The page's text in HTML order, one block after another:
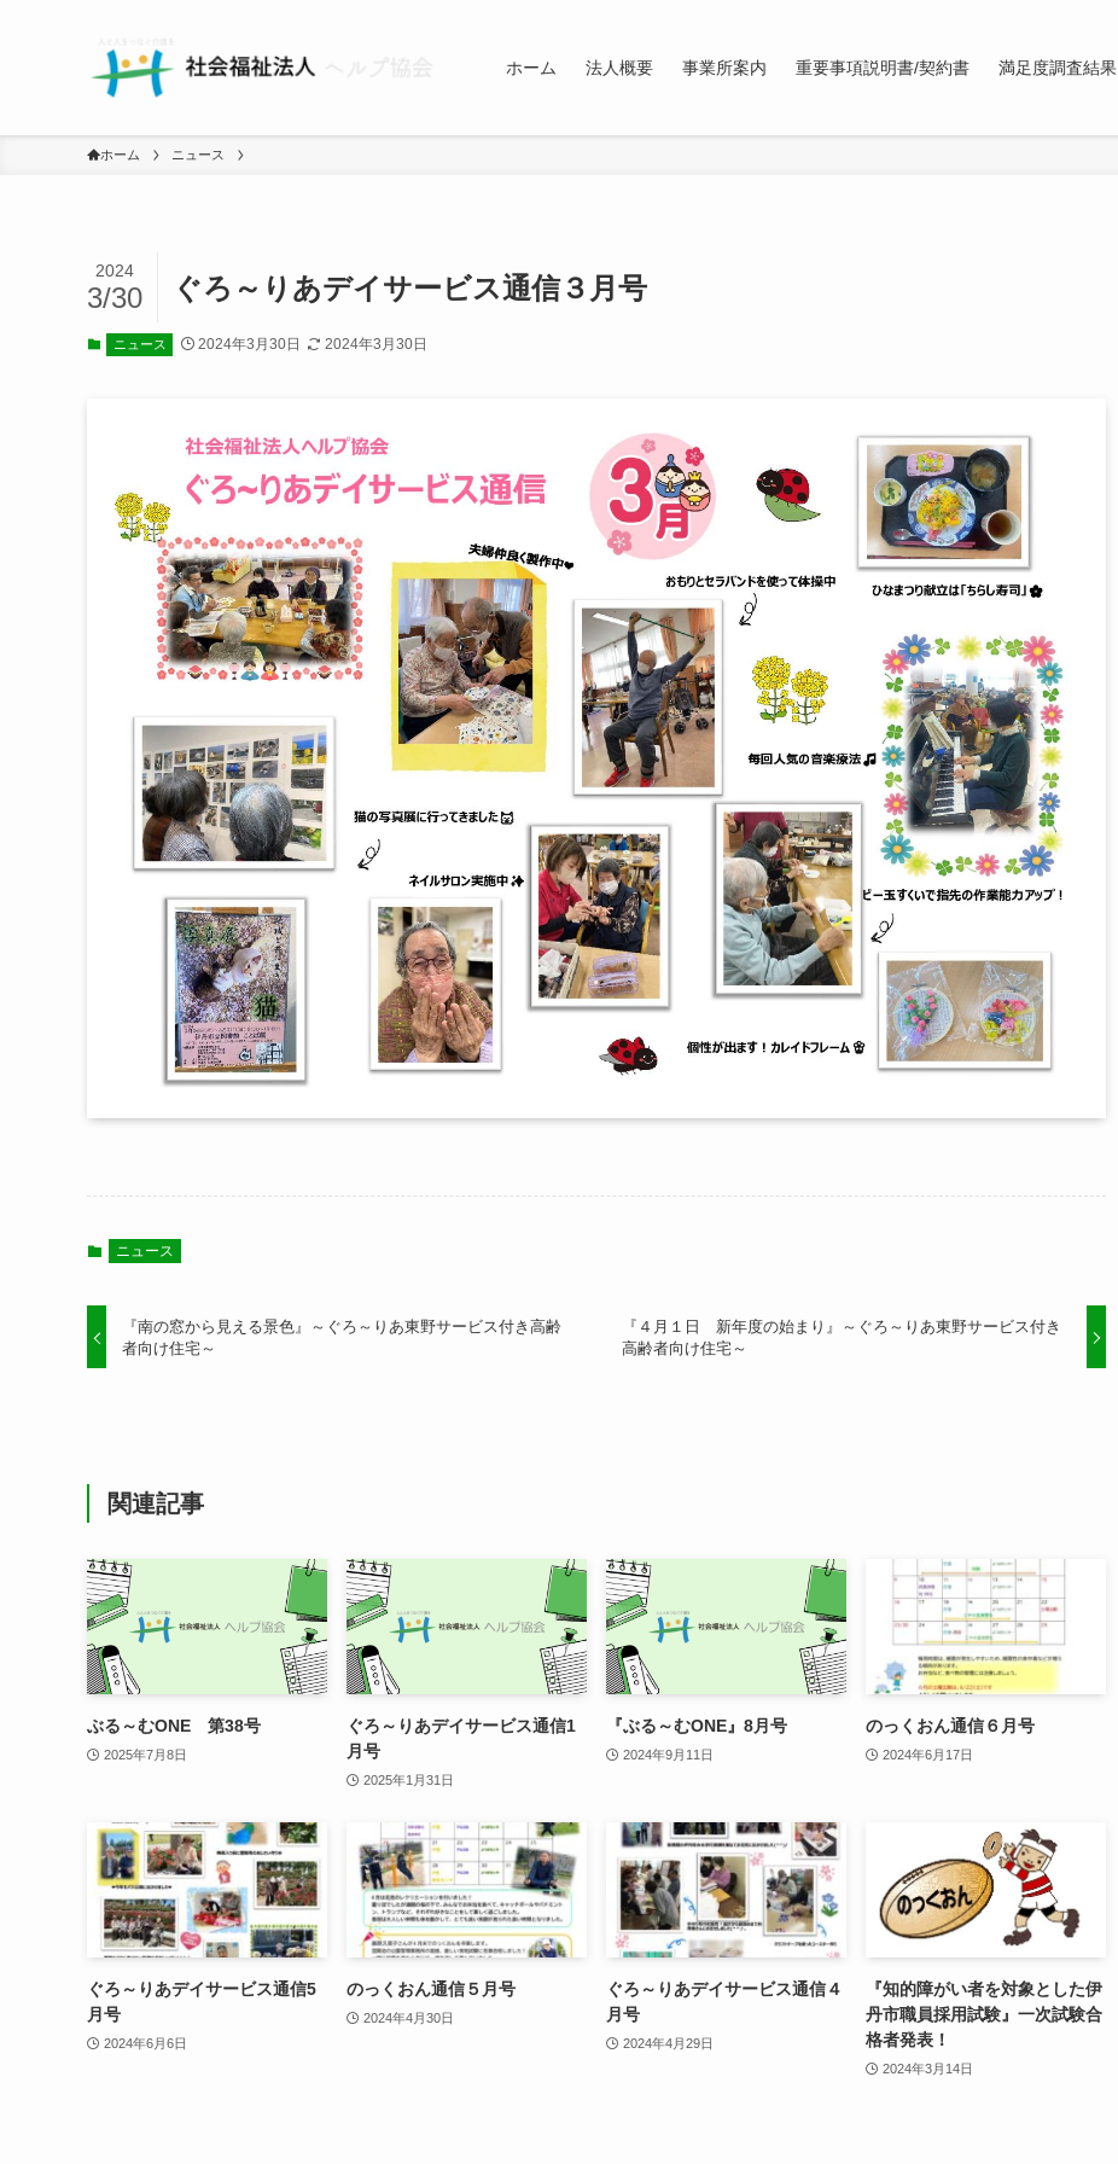
ホーム 法人概要 事業所案内 重要事項説明書/契約書 満足度調査結果
ホーム ニュース
ぐろ～りあデイサービス通信３月号
2024
3/30
ニュース 2024年3月30日 2024年3月30日
ニュース
『南の窓から見える景色』～ぐろ～りあ東野サービス付き高齢
者向け住宅～
『４月１日 新年度の始まり』～ぐろ～りあ東野サービス付き
高齢者向け住宅～
関連記事
ぶる～むONE 第38号
2025年7月8日
ぐろ～りあデイサービス通信1
月号
2025年1月31日
『ぶる～むONE』8月号
2024年9月11日
のっくおん通信６月号
2024年6月17日
ぐろ～りあデイサービス通信5
月号
2024年6月6日
のっくおん通信５月号
2024年4月30日
ぐろ～りあデイサービス通信４
月号
2024年4月29日
『知的障がい者を対象とした伊
丹市職員採用試験』一次試験合
格者発表！
2024年3月14日